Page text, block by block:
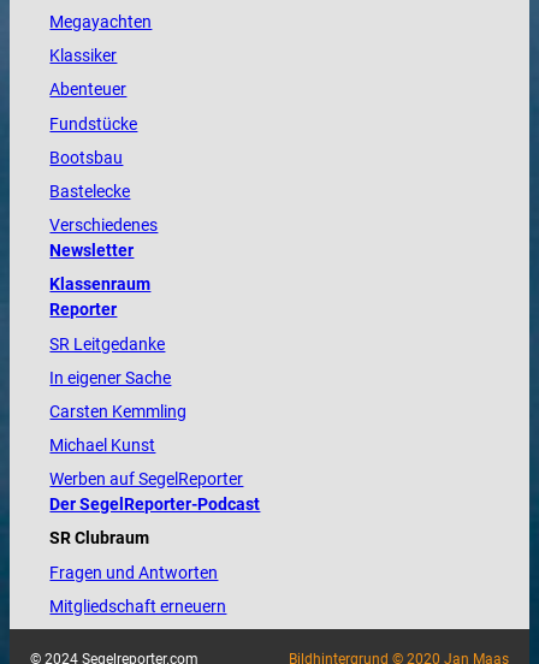
Megayachten
Klassiker
Abenteuer
Fundstücke
Bootsbau
Bastelecke
Verschiedenes
Newsletter
Klassenraum
Reporter
SR Leitgedanke
In eigener Sache
Carsten Kemmling
Michael Kunst
Werben auf SegelReporter
Der SegelReporter-Podcast
SR Clubraum
Fragen und Antworten
Mitgliedschaft erneuern
© 2024 Segelreporter.com Bildhintergrund © 2020 Jan Maas